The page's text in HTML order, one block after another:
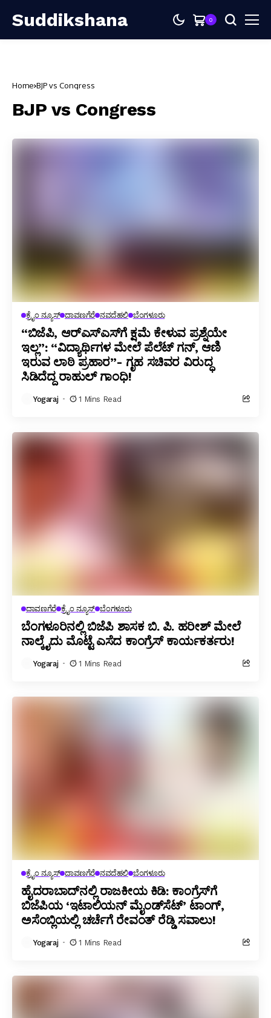
Suddikshana 0
Home BJP vs Congress
BJP vs Congress
ಕ್ರೈಂ ನ್ಯೂಸ್ ದಾವಣಗೆರೆ ನವದೆಹಲಿ ಬೆಂಗಳೂರು
“ಬಿಜೆಪಿ, ಆರ್‌ಎಸ್‌ಎಸ್‌ಗೆ ಕ್ಷಮೆ ಕೇಳುವ ಪ್ರಶ್ನೆಯೇ
ಇಲ್ಲ”: “ವಿದ್ಯಾರ್ಥಿಗಳ ಮೇಲೆ ಪೆಲೆಟ್ ಗನ್, ಆಣಿ
ಇರುವ ಲಾಠಿ ಪ್ರಹಾರ”- ಗೃಹ ಸಚಿವರ ವಿರುದ್ಧ
ಸಿಡಿದೆದ್ದ ರಾಹುಲ್ ಗಾಂಧಿ!
Yogaraj 1 Mins Read
ದಾವಣಗೆರೆ ಕ್ರೈಂ ನ್ಯೂಸ್ ಬೆಂಗಳೂರು
ಬೆಂಗಳೂರಿನಲ್ಲಿ ಬಿಜೆಪಿ ಶಾಸಕ ಬಿ. ಪಿ. ಹರೀಶ್ ಮೇಲೆ
ನಾಲ್ಕೈದು ಮೊಟ್ಟೆ ಎಸೆದ ಕಾಂಗ್ರೆಸ್ ಕಾರ್ಯಕರ್ತರು!
Yogaraj 1 Mins Read
ಕ್ರೈಂ ನ್ಯೂಸ್ ದಾವಣಗೆರೆ ನವದೆಹಲಿ ಬೆಂಗಳೂರು
ಹೈದರಾಬಾದ್‌ನಲ್ಲಿ ರಾಜಕೀಯ ಕಿಡಿ: ಕಾಂಗ್ರೆಸ್‌ಗೆ
ಬಿಜೆಪಿಯ ‘ಇಟಾಲಿಯನ್ ಮೈಂಡ್‌ಸೆಟ್’ ಟಾಂಗ್,
ಅಸೆಂಬ್ಲಿಯಲ್ಲಿ ಚರ್ಚೆಗೆ ರೇವಂತ್ ರೆಡ್ಡಿ ಸವಾಲು!
Yogaraj 1 Mins Read